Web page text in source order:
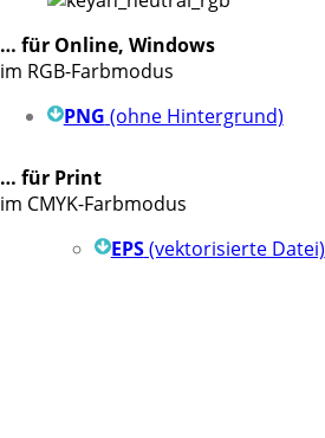
… für Online, Windows
im RGB-Farbmodus
PNG (ohne Hintergrund)
… für Print
im CMYK-Farbmodus
EPS(vektorisierte Datei)